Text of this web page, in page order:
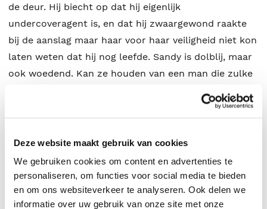
Deze website maakt gebruik van cookies
We gebruiken cookies om content en advertenties te
personaliseren, om functies voor social media te bieden
en om ons websiteverkeer te analyseren. Ook delen we
informatie over uw gebruik van onze site met onze
de deur. Hij biecht op dat hij eigenlijk
undercoveragent is, en dat hij zwaargewond raakte
bij de aanslag maar haar voor haar veiligheid niet kon
laten weten dat hij nog leefde. Sandy is dolblij, maar
ook woedend. Kan ze houden van een man die zulke
beantwoorden, komen de terroristen erachter dat
Maar dit keer hebben ze het ook op Sandy voorzien...
Dit verhaal is ook verkrijgbaar in een 2-in-1 bundel.